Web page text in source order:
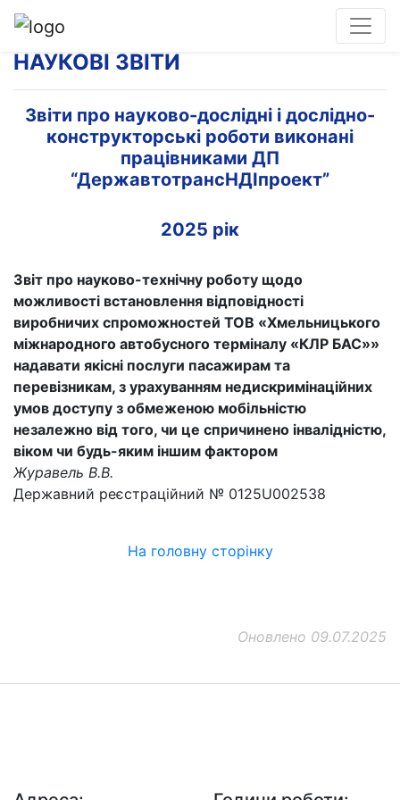
НАУКОВІ ЗВІТИ
Звіти про науково-дослідні і дослідно-
конструкторські роботи виконані
працівниками ДП
“ДержавтотрансНДІпроект”
2025 рік
Звіт про науково-технічну роботу щодо
можливості встановлення відповідності
виробничих спроможностей ТОВ «Хмельницького
міжнародного автобусного терміналу «КЛР БАС»»
надавати якісні послуги пасажирам та
перевізникам, з урахуванням недискримінаційних
умов доступу з обмеженою мобільністю
незалежно від того, чи це спричинено інвалідністю,
віком чи будь-яким іншим фактором
Журавель В.В.
Державний реєстраційний № 0125U002538
На головну сторінку
Оновлено 09.07.2025